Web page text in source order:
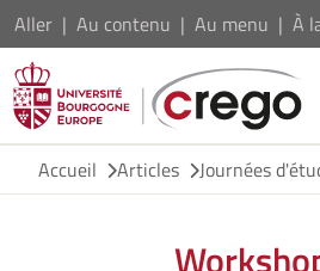
Aller Au contenu Au menu À
Accueil
Articles Journées